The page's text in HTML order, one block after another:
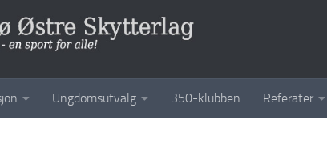
Ungdomsutvalg 350-klubben Referater